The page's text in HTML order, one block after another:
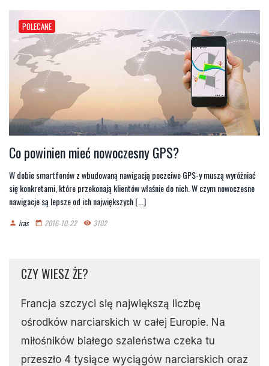
POLECANE
Co powinien mieć nowoczesny GPS?
W dobie smartfonów z wbudowaną nawigacją poczciwe GPS-y muszą wyróżniać
się konkretami, które przekonają klientów właśnie do nich. W czym nowoczesne
nawigacje są lepsze od ich największych [...]
person iras date_range 2016-10-22 remove_red_eye 3102
CZY WIESZ ŻE?
Francja szczyci się największą liczbę
ośrodków narciarskich w całej Europie. Na
miłośników białego szaleństwa czeka tu
przeszło 4 tysiące wyciągów narciarskich oraz